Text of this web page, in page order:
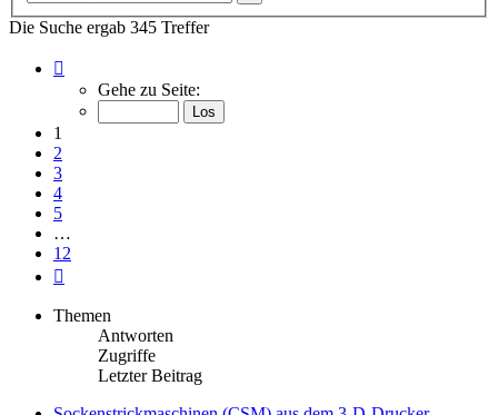
Die Suche ergab 345 Treffer
von
Gehe zu Seite:
1
2
3
4
5
…
12
Themen
Antworten
Zugriffe
Letzter Beitrag